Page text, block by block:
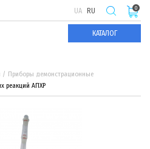
UA RU
КАТАЛОГ
0
Приборы демонстрационные
реакций АПХР